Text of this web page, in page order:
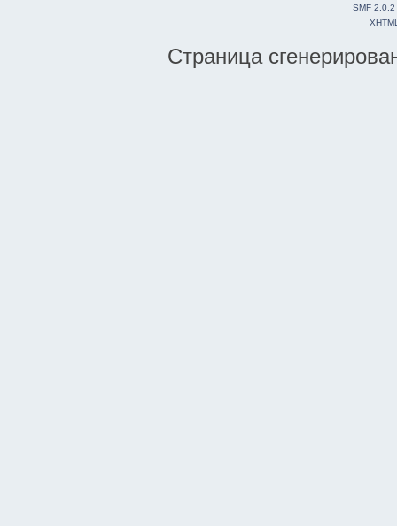
SMF 2.0.2
Страница